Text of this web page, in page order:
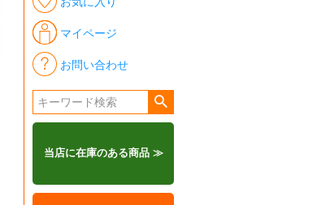
マイページ
お問い合わせ
当店に在庫のある商品 ≫